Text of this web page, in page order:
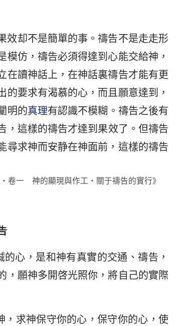
效却不是簡單的事。禱告不是走走形
仿，禱告必須得達到心能交給神，
在讀神話上，在神話裏禱告才能有更
要求有渴慕的心，而且願意達到，
明的真理有認識不模糊。禱告之後有
，這樣的禱告才達到果效了。但禱告
尋求神而安静在神面前，這樣的禱告
卷一 神的顯現與作工・關于禱告的實行》
心，是和神有真實的交通、禱告，
，願神多開啓光照你，將自己的實際
求神保守你的心，保守你的心，使